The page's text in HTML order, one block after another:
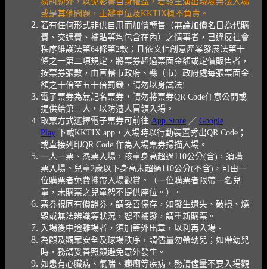
或是其他問題，主辦單位及KKTIX概不負責。
若有任何形式非供自用而加價轉售（無論加價名目為代購
費、交通費、補貼等均包含在內）之情事者，已違反社會
秩序維護法第64條第2款；且依文化創意產業發展法第十
條之一第二項規定，將票券超過票面金額或定價販售者，
按票券張數，由直轄市政府、縣（市）政府處每張票面金
額之十倍至五十倍罰鍰，請勿以身試法!
電子票券為無記名票券，請勿將票券QR Code任意公開或
提供給第三人，以防遭人冒領入場。
取票方式選擇電子票券可前往 App Store ／ Google
Play 下載KKTIX app，入場時以行動裝置秀出QR Code；
或直接列印QR Code 作為入場票券掃描入場。
一人一票、憑票入場，孩童身高超過110公分(含)，須購
票入場。兒童2歲以下身高未超過110公分(不含)，可由一
位購票者免費攜帶入場觀賞。（一位購票者限帶一名兒
童，未購票之兒童恕不提供座位。）。
票券視同有價證券，請妥善保存，如發生遺失、破損、燒
毀或無法辨識等狀況，恕不補發，請重新購票。
入場後中途離場者，須加蓋外出章，以利再入場。
為顧及觀眾安全及球場秩序，請儘量勿帶幼兒；如帶幼兒
時，務請妥善照顧避免意外發生。
如患有心臟病、氣喘、癲癇等疾病，務請儘量不要入場觀